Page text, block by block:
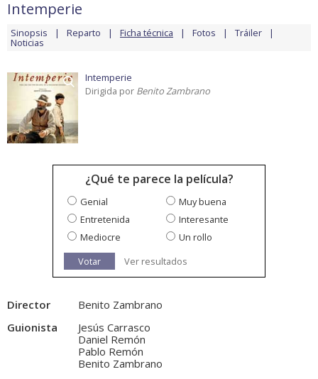
Intemperie
Sinopsis Reparto Ficha técnica Fotos Tráiler
Noticias
Intemperie
Dirigida por Benito Zambrano
¿Qué te parece la película?
Genial
Muy buena
Entretenida
Interesante
Mediocre
Un rollo
Votar
Ver resultados
Director
Benito Zambrano
Guionista
Jesús Carrasco
Daniel Remón
Pablo Remón
Benito Zambrano